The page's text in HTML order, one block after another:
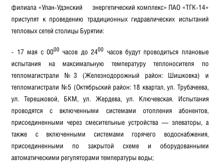
филиала «Улан-Удэнский энергетический комплекс» ПАО «ТГК-14»
приступят к проведению традиционных гидравлических испытаний
тепловых сетей столицы Бурятии:
- 17 мая с 0000часов до 2400 часов будут проводиться плановые
испытания на максимальную температуру теплоносителя по
тепломагистрали №3 (Железнодорожный район: Шишковка) и
тепломагистрали №5 (Октябрьский район: 18 квартал, ул. Трубачеева,
ул. Терешковой, БКМ, ул. Жердева, ул. Ключевская. Испытания
проводятся с включенными системами отопления абонентов,
присоединенными через смесительные устройства — элеваторы, а
также с включенными системами горячего водоснабжения,
присоединенными по закрытой схеме и оборудованными
автоматическими регуляторами температуры воды;